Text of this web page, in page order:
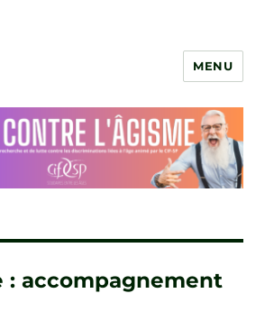
MENU
:accompagnement